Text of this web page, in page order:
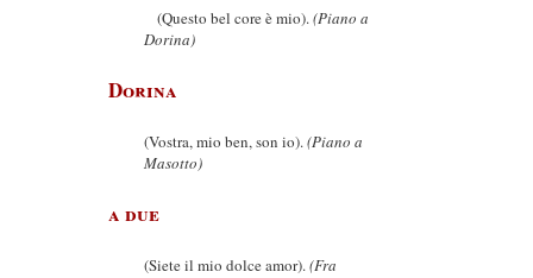
(Questo bel core è mio).(Piano a
Dorina)
Dorina
(Vostra, mio ben, son io).(Piano a
Masotto)
a due
(Siete il mio dolce amor).(Fra